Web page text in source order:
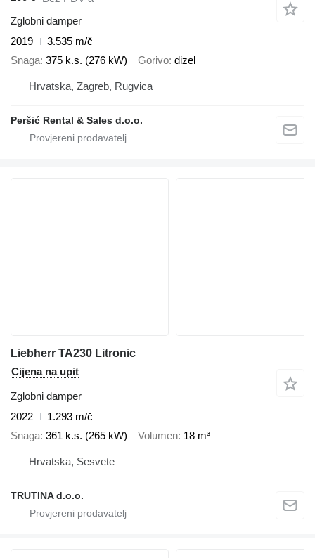
Zglobni damper
2019
3.535 m/č
Snaga 375 k.s. (276 kW) Gorivo dizel
Hrvatska, Zagreb, Rugvica
Peršić Rental & Sales d.o.o.
Liebherr TA230 Litronic
Cijena na upit
Zglobni damper
2022
1.293 m/č
Snaga 361 k.s. (265 kW) Volumen 18 m³
Hrvatska, Sesvete
TRUTINA d.o.o.